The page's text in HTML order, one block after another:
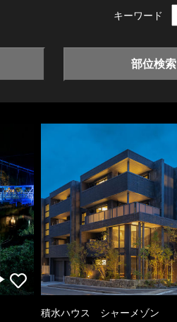
キーワード
部位検索
積水ハウス シャーメゾン